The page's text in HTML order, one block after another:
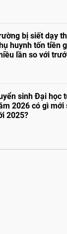
bị siết dạy
huynh tốn tiền
lần so với
sinh Đại học
2026 có gì mới
2025?